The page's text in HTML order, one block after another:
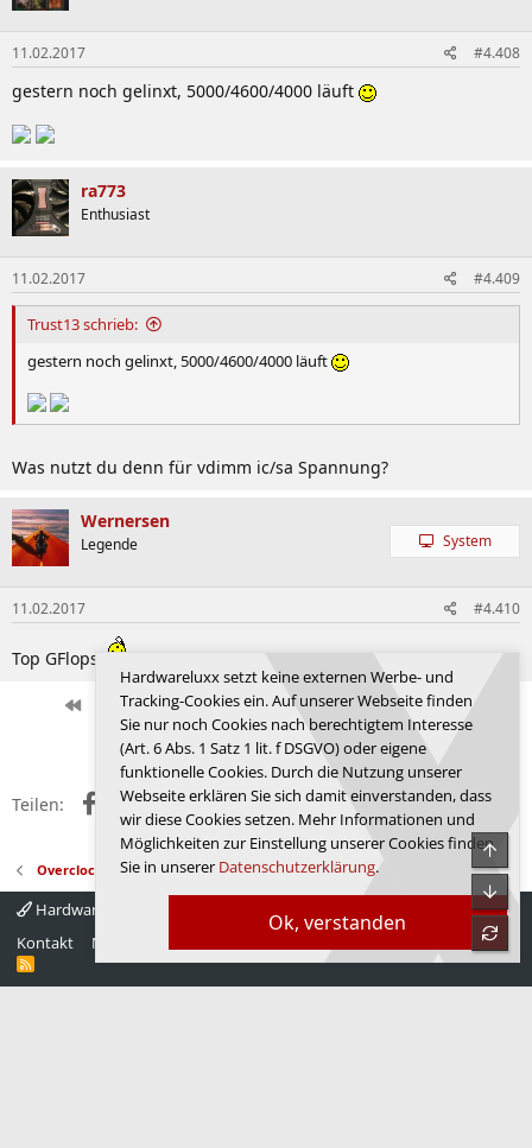
11.02.2017 #4.408
gestern noch gelinxt, 5000/4600/4000 läuft
ra773
Enthusiast
11.02.2017 #4.409
Trust13 schrieb:
gestern noch gelinxt, 5000/4600/4000 läuft
Was nutzt du denn für vdimm ic/sa Spannung?
Wernersen
Legende System
11.02.2017 #4.410
Top GFlops
Erste Vorherige 147 von 250 Nächste Letzte
Anmelden, um zu antworten.
Teilen: FacebookX (Twitter)
RedditWhatsApp
E-MailLink
Overclocking - Prozessoren
Hardwareluxx 4.0
Kontakt
Nutzungsbedingungen Startseite
R
Ok, verstanden
Hardwareluxx setzt keine externen Werbe- und
Tracking-Cookies ein. Auf unserer Webseite finden
Sie nur noch Cookies nach berechtigtem Interesse
(Art. 6 Abs. 1 Satz 1 lit. f DSGVO) oder eigene
funktionelle Cookies. Durch die Nutzung unserer
Webseite erklären Sie sich damit einverstanden, dass
wir diese Cookies setzen. Mehr Informationen und
Möglichkeiten zur Einstellung unserer Cookies finden
Sie in unserer Datenschutzerklärung.